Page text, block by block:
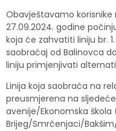
Obavještavamo
27.09.2024. godine
koja će zahvatiti liniju br.
saobraćaj od Balinovca
liniju primjenjivati
Linija koja saobraća na
preusmjerena na
avenije/Ekonomska
Brijeg/Smrčenjaci/